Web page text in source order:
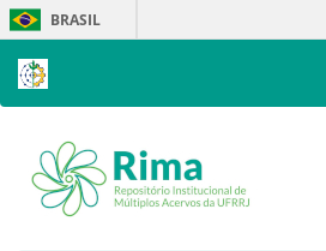
Skip
navigation
BRASIL